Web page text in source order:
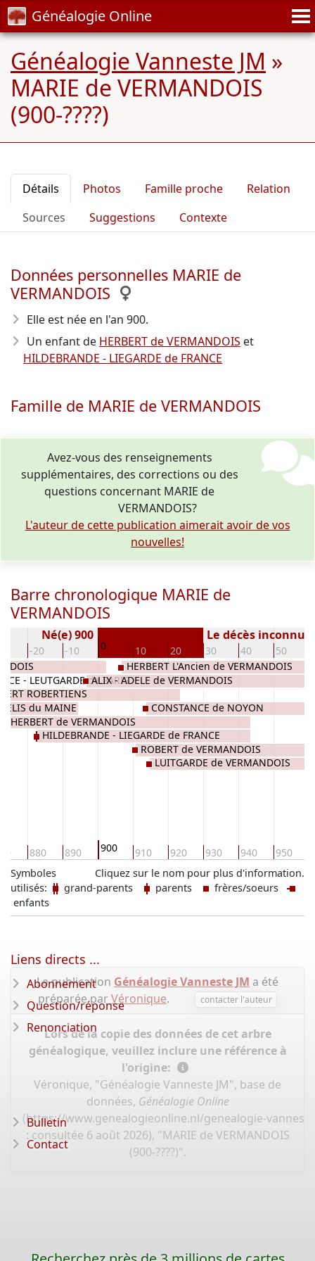
Généalogie Online
Généalogie Vanneste JM »
MARIE de VERMANDOIS
(900-????)
Détails Photos Famille proche
Relation
Sources
Suggestions Contexte
Données personnelles MARIE de
VERMANDOIS
Elle est née en l'an 900.
Un enfant de HERBERT de VERMANDOIS et
HILDEBRANDE - LIEGARDE de FRANCE
Famille de MARIE de VERMANDOIS
Avez-vous des renseignements
supplémentaires, des corrections ou des
questions concernant MARIE de
VERMANDOIS?
L'auteur de cette publication aimerait avoir de vos
nouvelles!
Barre chronologique MARIE de
VERMANDOIS
-20 -10 0 10 20 30 40 50
Né(e) 900 Le décès inconnu
880 890 900 910 920 930 940 950
- LEUTGARDE de PARIS
ROBERTIENS
AELIS du MAINE
HERBERT de VERMANDOIS
HILDEBRANDE - LIEGARDE de FRANCE
ALIX - ADELE de VERMANDOIS
HERBERT L'Ancien de VERMANDOIS
ROBERT de VERMANDOIS
CONSTANCE de NOYON
LUITGARDE de VERMANDOIS
Cliquez sur le nom pour plus d'information.
Symboles
utilisés:
grand-parents parents
frères/soeurs
enfants
La publication Généalogie Vanneste JM a été
préparée parVéronique. contacter l'auteur
Lors de la copie des données de cet arbre
généalogique, veuillez inclure une référence à
l'origine:
Véronique, "Généalogie Vanneste JM", base de
données, Généalogie Online
(https://www.genealogieonline.nl/genealogie-
: consultée 6 août 2026), "MARIE de VERMANDOIS
(900-????)".
Liens directs ...
Abonnement
Question/réponse
Renonciation
Bulletin
Contact